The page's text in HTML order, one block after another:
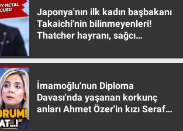
Japonya'nın ilk kadın başbakanı
Takaichi'nin bilinmeyenleri!
Thatcher hayranı, sağcı
İmamoğlu'nun Diploma
Davası'nda yaşanan korkunç
anları Ahmet Özer'in kızı Seraf